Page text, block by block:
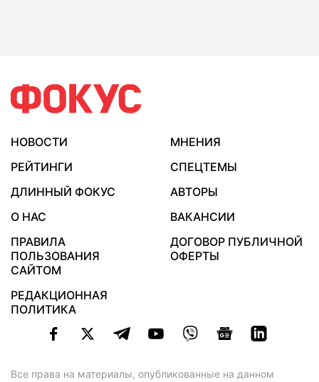
НОВОСТИ
МНЕНИЯ
РЕЙТИНГИ
СПЕЦТЕМЫ
ДЛИННЫЙ ФОКУС
АВТОРЫ
О НАС
ВАКАНСИИ
ПРАВИЛА
ПОЛЬЗОВАНИЯ
САЙТОМ
ДОГОВОР ПУБЛИЧНОЙ
ОФЕРТЫ
РЕДАКЦИОННАЯ
ПОЛИТИКА
Все права на материалы, опубликованные на данном